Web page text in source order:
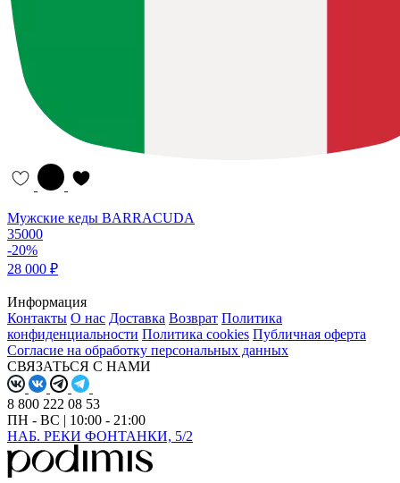
Мужские кеды BARRACUDA
35000
-20%
28 000 ₽
Информация
Контакты О нас Доставка Возврат Политика
конфиденциальности Политика cookies Публичная оферта
Согласие на обработку персональных данных
СВЯЗАТЬСЯ С НАМИ
8 800 222 08 53
ПН - ВС | 10:00 - 21:00
НАБ. РЕКИ ФОНТАНКИ, 5/2